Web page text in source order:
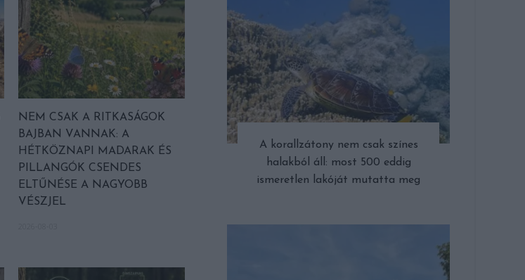
NEM CSAK A RITKASÁGOK
BAJBAN VANNAK: A
HÉTKÖZNAPI MADARAK ÉS
PILLANGÓK CSENDES
ELTŰNÉSE A NAGYOBB
VÉSZJEL
A korallzátony nem csak színes
halakból áll: most 500 eddig
ismeretlen lakóját mutatta meg